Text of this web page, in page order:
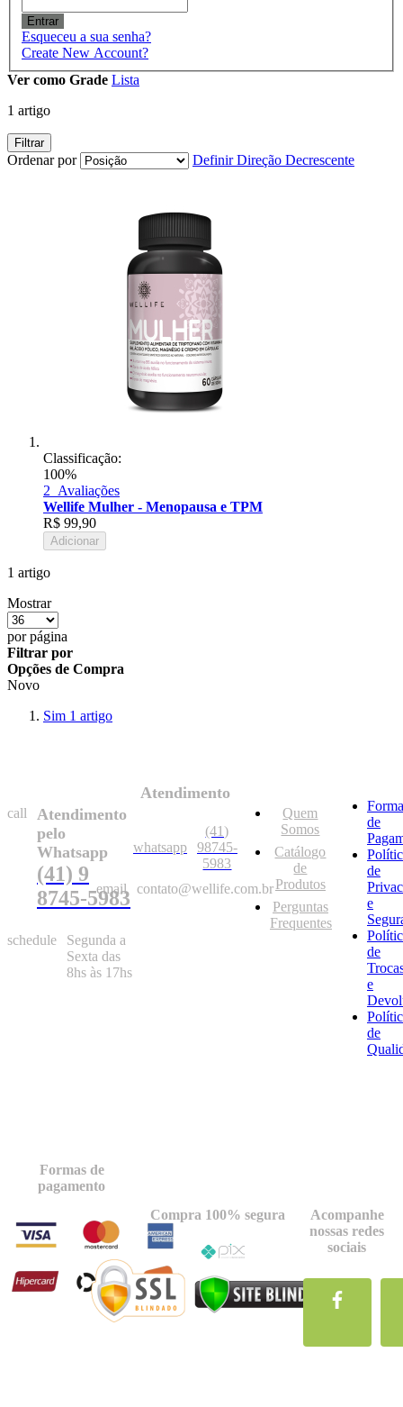
Entrar
Esqueceu a sua senha?
Create New Account?
Ver como Grade Lista
1 artigo
Filtrar
Ordenar por Definir Direção Decrescente
Classificação:
100%
2 Avaliações
Wellife Mulher - Menopausa e TPM
R$ 99,90
Adicionar
1 artigo
Mostrar
por página
Filtrar por
Opções de Compra
Novo
Sim 1 artigo
call
Atendimento
pelo
Whatsapp
(41) 9
8745-5983
schedule
Segunda a
Sexta das
8hs às 17hs
Atendimento
whatsapp
(41)
98745-
5983
email
contato@wellife.com.br
Quem
Somos
Catálogo
de
Produtos
Perguntas
Frequentes
de
de
e
de
e
de
Formas de
pagamento
Compra 100% segura
Acompanhe
nossas redes
sociais